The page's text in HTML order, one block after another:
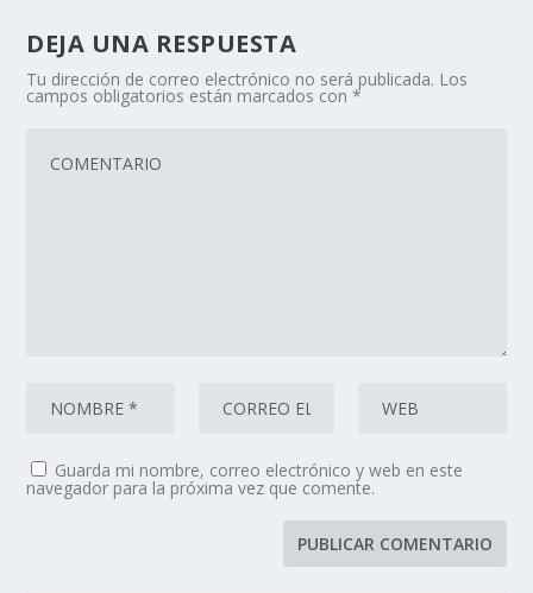
DEJA UNA RESPUESTA
Tu dirección de correo electrónico no será publicada. Los
campos obligatorios están marcados con*
Guarda mi nombre, correo electrónico y web en este
navegador para la próxima vez que comente.